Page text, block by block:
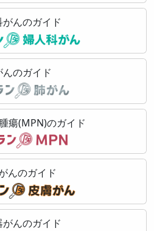
んのガイド
んのガイド
瘍(MPN)のガイド
んのガイド
んのガイド